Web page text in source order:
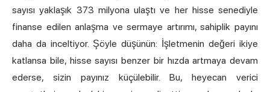
sayısı yaklaşık 373 milyona ulaştı ve her hisse senediyle
finanse edilen anlaşma ve sermaye artırımı, sahiplik payını
daha da inceltiyor. Şöyle düşünün: İşletmenin değeri ikiye
katlansa bile, hisse sayısı benzer bir hızda artmaya devam
ederse, sizin payınız küçülebilir. Bu, heyecan verici